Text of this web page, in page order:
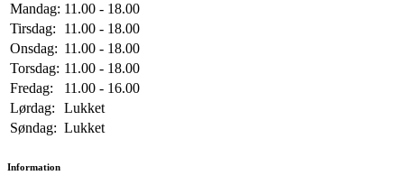
Mandag: 11.00 - 18.00
Tirsdag:
11.00 - 18.00
Onsdag: 11.00 - 18.00
Torsdag: 11.00 - 18.00
Fredag:
11.00 - 16.00
Lørdag:
Lukket
Søndag: Lukket
Information